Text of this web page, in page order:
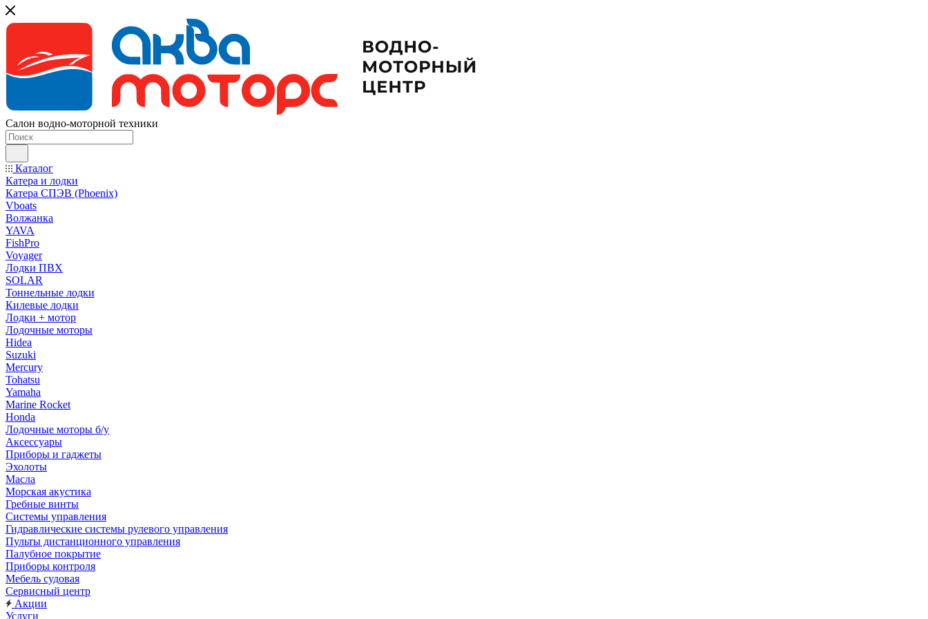
Салон водно-моторной техники
Каталог
Катера и лодки
Катера СПЭВ (Phoenix)
Vboats
Волжанка
YAVA
FishPro
Voyager
Лодки ПВХ
SOLAR
Тоннельные лодки
Килевые лодки
Лодки + мотор
Лодочные моторы
Hidea
Suzuki
Mercury
Tohatsu
Yamaha
Marine Rocket
Honda
Лодочные моторы б/у
Аксессуары
Приборы и гаджеты
Эхолоты
Масла
Морская акустика
Гребные винты
Системы управления
Гидравлические системы рулевого управления
Пульты дистанционного управления
Палубное покрытие
Приборы контроля
Мебель судовая
Сервисный центр
Акции
Услуги